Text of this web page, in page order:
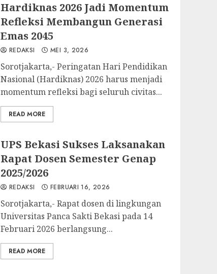
Hardiknas 2026 Jadi Momentum
Refleksi Membangun Generasi
Emas 2045
REDAKSI MEI 3, 2026
Sorotjakarta,- Peringatan Hari Pendidikan
Nasional (Hardiknas) 2026 harus menjadi
momentum refleksi bagi seluruh civitas...
READ MORE
UPS Bekasi Sukses Laksanakan
Rapat Dosen Semester Genap
2025/2026
REDAKSI FEBRUARI 16, 2026
Sorotjakarta,- Rapat dosen di lingkungan
Universitas Panca Sakti Bekasi pada 14
Februari 2026 berlangsung...
READ MORE